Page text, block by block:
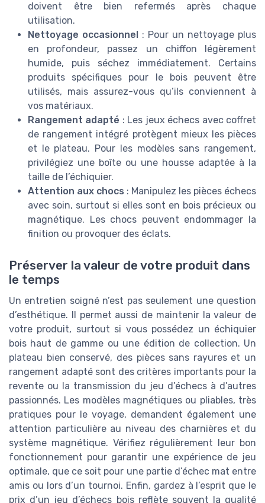
doivent être bien refermés après chaque
utilisation.
Nettoyage occasionnel : Pour un nettoyage plus
en profondeur, passez un chiffon légèrement
humide, puis séchez immédiatement. Certains
produits spécifiques pour le bois peuvent être
utilisés, mais assurez-vous qu’ils conviennent à
vos matériaux.
Rangement adapté : Les jeux échecs avec coffret
de rangement intégré protègent mieux les pièces
et le plateau. Pour les modèles sans rangement,
privilégiez une boîte ou une housse adaptée à la
taille de l’échiquier.
Attention aux chocs : Manipulez les pièces échecs
avec soin, surtout si elles sont en bois précieux ou
magnétique. Les chocs peuvent endommager la
finition ou provoquer des éclats.
Préserver la valeur de votre produit dans
le temps
Un entretien soigné n’est pas seulement une question
d’esthétique. Il permet aussi de maintenir la valeur de
votre produit, surtout si vous possédez un échiquier
bois haut de gamme ou une édition de collection. Un
plateau bien conservé, des pièces sans rayures et un
rangement adapté sont des critères importants pour la
revente ou la transmission du jeu d’échecs à d’autres
passionnés. Les modèles magnétiques ou pliables, très
pratiques pour le voyage, demandent également une
attention particulière au niveau des charnières et du
système magnétique. Vérifiez régulièrement leur bon
fonctionnement pour garantir une expérience de jeu
optimale, que ce soit pour une partie d’échec mat entre
amis ou lors d’un tournoi. Enfin, gardez à l’esprit que le
prix d’un jeu d’échecs bois reflète souvent la qualité